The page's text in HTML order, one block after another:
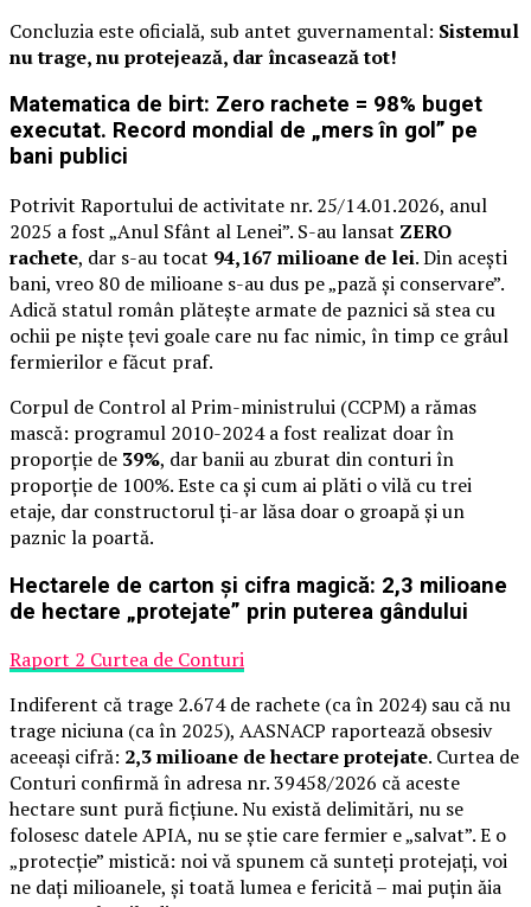
Concluzia este oficială, sub antet guvernamental: Sistemul
nu trage, nu protejează, dar încasează tot!
Matematica de birt: Zero rachete = 98% buget
executat. Record mondial de „mers în gol” pe
bani publici
Potrivit Raportului de activitate nr. 25/14.01.2026, anul
2025 a fost „Anul Sfânt al Lenei”. S-au lansat ZERO
rachete, dar s-au tocat 94,167 milioane de lei. Din acești
bani, vreo 80 de milioane s-au dus pe „pază și conservare”.
Adică statul român plătește armate de paznici să stea cu
ochii pe niște țevi goale care nu fac nimic, în timp ce grâul
fermierilor e făcut praf.
Corpul de Control al Prim-ministrului (CCPM) a rămas
mască: programul 2010-2024 a fost realizat doar în
proporție de 39%, dar banii au zburat din conturi în
proporție de 100%. Este ca și cum ai plăti o vilă cu trei
etaje, dar constructorul ți-ar lăsa doar o groapă și un
paznic la poartă.
Hectarele de carton și cifra magică: 2,3 milioane
de hectare „protejate” prin puterea gândului
Raport 2 Curtea de Conturi
Indiferent că trage 2.674 de rachete (ca în 2024) sau că nu
trage niciuna (ca în 2025), AASNACP raportează obsesiv
aceeași cifră: 2,3 milioane de hectare protejate. Curtea de
Conturi confirmă în adresa nr. 39458/2026 că aceste
hectare sunt pură ficțiune. Nu există delimitări, nu se
folosesc datele APIA, nu se știe care fermier e „salvat”. E o
„protecție” mistică: noi vă spunem că sunteți protejați, voi
ne dați milioanele, și toată lumea e fericită – mai puțin ăia